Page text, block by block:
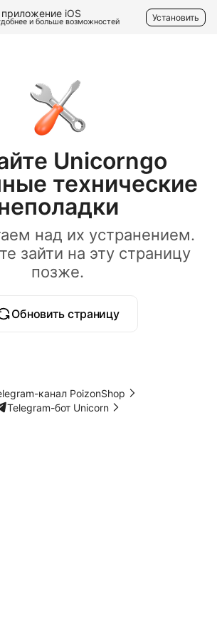
приложение iOS
и больше возможностей Установить
Unicorngo
технические
над их устранением.
зайти на эту страницу
позже.
Обновить страницу
канал PoizonShop
Telegram-бот Unicorn